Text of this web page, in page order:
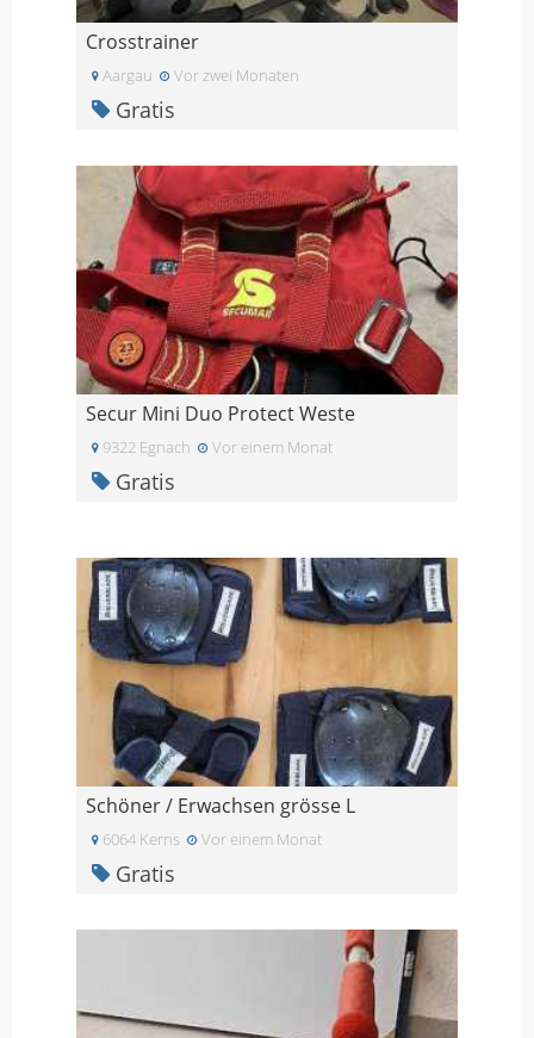
Crosstrainer
Aargau Vor zwei Monaten
Gratis
Secur Mini Duo Protect Weste
9322 Egnach Vor einem Monat
Gratis
Schöner / Erwachsen grösse L
6064 Kerns Vor einem Monat
Gratis